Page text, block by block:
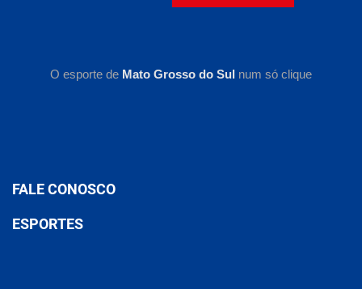
O esporte de Mato Grosso do Sul num só clique
FALE CONOSCO
ESPORTES